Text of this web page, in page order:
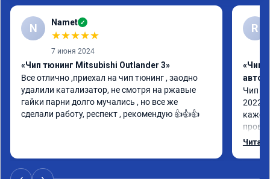
N Namet ✓
★★★★★
7 июня 2024
«Чип тюнинг Mitsubishi Outlander 3»
Все отлично ,приехал на чип тюнинг , заодно
удалили катализатор, не смотря на ржавые
гайки парни долго мучались , но все же
сделали работу, респект , рекомендую 👍👍👍
R
«Чип
Чип
2022